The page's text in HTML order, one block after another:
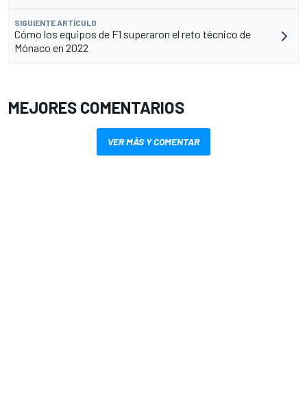
SIGUIENTE ARTÍCULO
Cómo los equipos de F1 superaron el reto técnico de
Mónaco en 2022
MEJORES COMENTARIOS
VER MÁS Y COMENTAR